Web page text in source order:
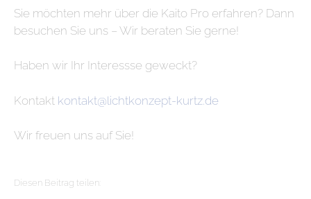
Sie möchten mehr über die Kaito Pro erfahren? Dann
besuchen Sie uns – Wir beraten Sie gerne!
Haben wir Ihr Interessse geweckt?
Kontakt kontakt@lichtkonzept-kurtz.de
Wir freuen uns auf Sie!
Diesen Beitrag teilen: